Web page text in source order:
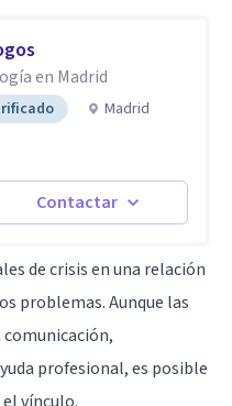
en Madrid
Madrid
Contactar
de crisis en una relación
problemas. Aunque las
profesional, es posible